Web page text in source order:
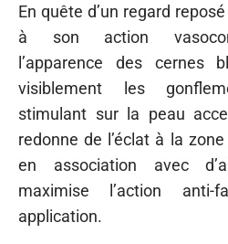
En quête d’un regard
à son action
l’apparence des cernes
visiblement les
stimulant sur la peau
redonne de l’éclat à la
en association avec
maximise l’action anti-
application.